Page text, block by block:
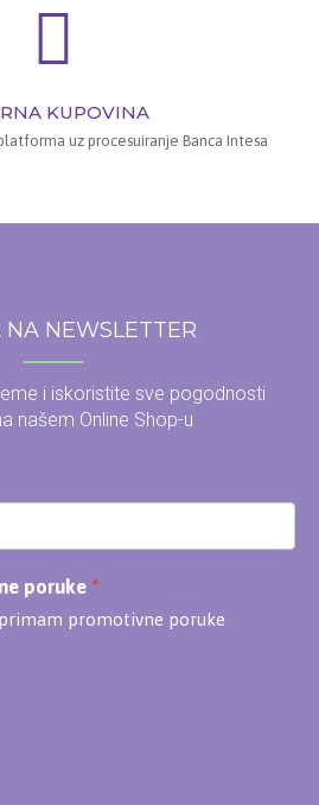
KUPOVINA
uz procesuiranje Banca Intesa
NA NEWSLETTER
i iskoristite sve pogodnosti
našem Online Shop-u
poruke
promotivne poruke